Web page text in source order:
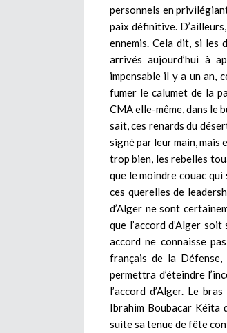
personnels en
paix définitive.
ennemis. Cela dit, si les
arrivés aujourd’hui à
impensable il y a un an,
fumer le calumet de la
CMA elle-même, dans le
sait, ces renards du
signé par leur main, mais
trop bien, les rebelles
que le moindre couac
ces querelles de
d’Alger ne sont
que l’accord d’Alger
accord ne connaisse
français de la
permettra d’éteindre
l’accord d’Alger. Le
Ibrahim Boubacar Kéita
suite sa tenue de fête